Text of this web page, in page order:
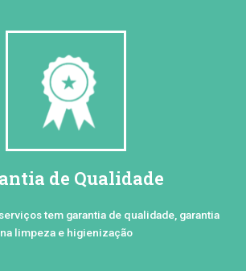
de Qualidade
tem garantia de qualidade, garantia
na limpeza e higienização